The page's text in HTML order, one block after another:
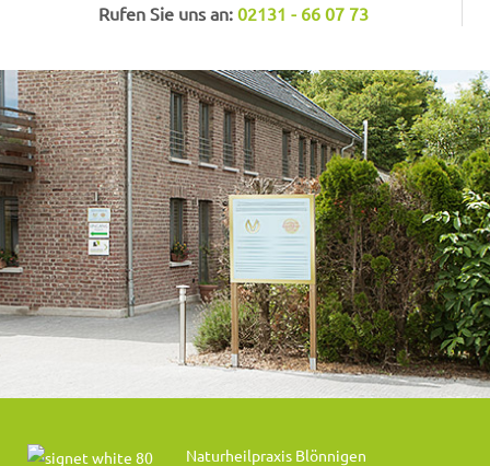
Rufen Sie uns an: 02131 - 66 07 73
Naturheilpraxis Blönnigen